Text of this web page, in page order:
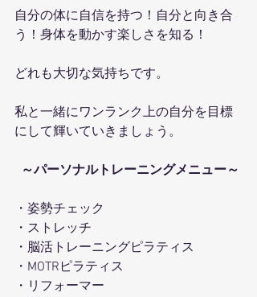
自分の体に自信を持つ！自分と向き合
う！身体を動かす楽しさを知る！
どれも大切な気持ちです。
私と一緒にワンランク上の自分を目標
にして輝いていきましょう。
～パーソナルトレーニングメニュー～
・姿勢チェック
・ストレッチ
・脳活トレーニングピラティス
・MOTRピラティス
・リフォーマー